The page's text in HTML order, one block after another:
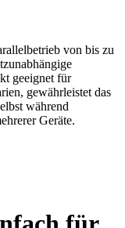
von bis zu
geeignet für
gewährleistet das
während
Geräte.